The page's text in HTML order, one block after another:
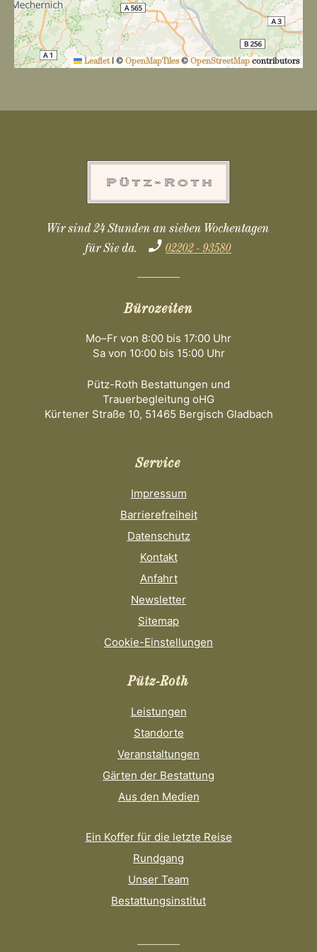
Leaflet | © OpenMapTiles© OpenStreetMap contributors
Wir sind 24 Stunden an sieben Wochentagen
für Sie da.
02202 - 93580
Bürozeiten
Mo–Fr von 8:00 bis 17:00 Uhr
Sa von 10:00 bis 15:00 Uhr
Pütz-Roth Bestattungen und
Trauerbegleitung oHG
Kürtener Straße 10, 51465 Bergisch Gladbach
Service
Impressum
Barrierefreiheit
Datenschutz
Kontakt
Anfahrt
Newsletter
Sitemap
Cookie-Einstellungen
Pütz-Roth
Leistungen
Standorte
Veranstaltungen
Gärten der Bestattung
Aus den Medien
Ein Koffer für die letzte Reise
Rundgang
Unser Team
Bestattungsinstitut